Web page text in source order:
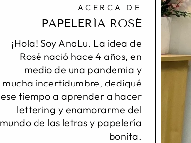
ACERCA DE
PAPELERÍA ROSÉ
¡Hola! Soy AnaLu. La idea de
Rosé nació hace 4 años, en
medio de una pandemia y
mucha incertidumbre, dediqué
ese tiempo a aprender a hacer
lettering y enamorarme del
mundo de las letras y papelería
bonita.